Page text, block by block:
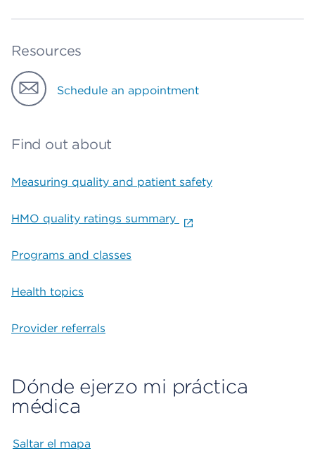
Resources
Schedule an appointment
Find out about
Measuring quality and patient safety
HMO quality ratings summary
Programs and classes
Health topics
Provider referrals
Dónde ejerzo mi práctica
médica
Saltar el mapa